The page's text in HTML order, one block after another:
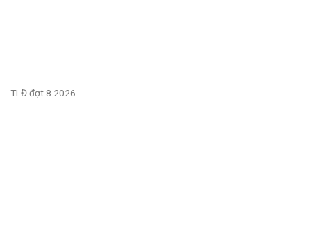
TLĐ đợt 8 2026